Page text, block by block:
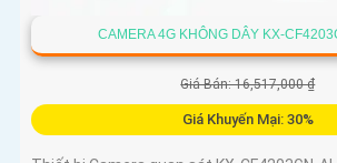
CAMERA 4G KHÔNG DÂY KX-
Giá Bán: 16,517,000 ₫
Giá Khuyến Mại: 30%